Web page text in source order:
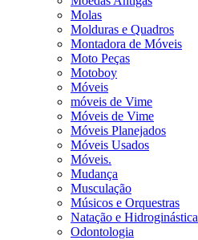
Molas
Molduras e Quadros
Montadora de Móveis
Moto Peças
Motoboy
Móveis
móveis de Vime
Móveis de Vime
Móveis Planejados
Móveis Usados
Móveis.
Mudança
Musculação
Músicos e Orquestras
Natação e Hidroginástica
Odontologia